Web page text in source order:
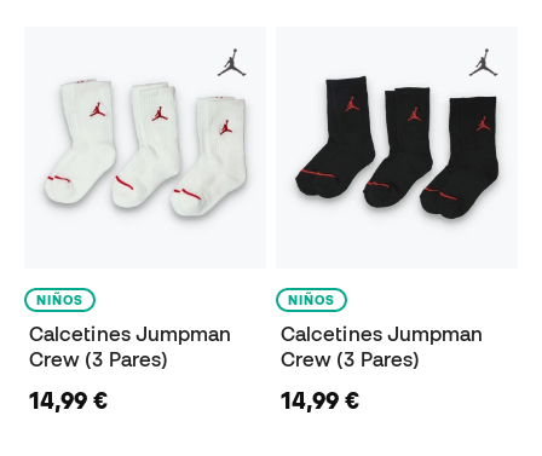
NIÑOS
Calcetines Jumpman
Crew (3 Pares)
14,99 €
NIÑOS
Calcetines Jumpman
Crew (3 Pares)
14,99 €